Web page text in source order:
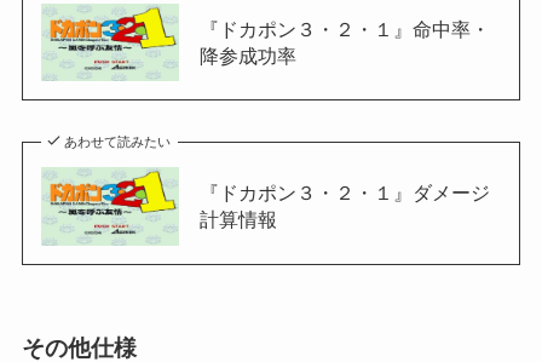
『ドカポン３・２・１』命中率・
降参成功率
あわせて読みたい
『ドカポン３・２・１』ダメージ
計算情報
その他仕様